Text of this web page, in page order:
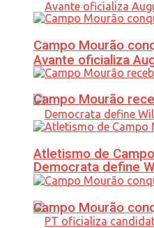
Avante oficializa
Democrata define
Campo Mourão
Campo Mourão
Atletismo de
Campo Mourão